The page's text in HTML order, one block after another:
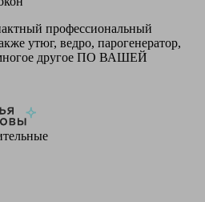
профессиональный
утюг, ведро, парогенератор,
другое ПО ВАШЕЙ